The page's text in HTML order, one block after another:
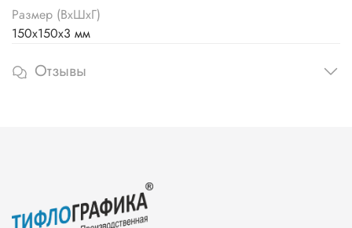
Размер (ВхШхГ)
150х150х3 мм
Отзывы